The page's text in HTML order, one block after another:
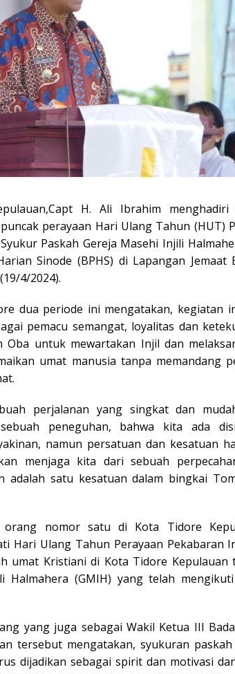
H. Ali Ibrahim menghadiri
perayaan Hari Ulang Tahun (HUT)
Paskah Gereja Masehi Injili
Sinode (BPHS) di Lapangan Jemaat
4/2024).
dua periode ini mengatakan, kegiatan
pemacu semangat, loyalitas dan
untuk mewartakan Injil dan
umat manusia tanpa memandang
perjalanan yang singkat dan
peneguhan, bahwa kita ada
namun persatuan dan kesatuan
menjaga kita dari sebuah
adalah satu kesatuan dalam bingkai
nomor satu di Kota Tidore
Hari Ulang Tahun Perayaan Pekabaran
umat Kristiani di Kota Tidore Kepulauan
Halmahera (GMIH) yang telah
yang juga sebagai Wakil Ketua III
tersebut mengatakan, syukuran
dijadikan sebagai spirit dan motivasi